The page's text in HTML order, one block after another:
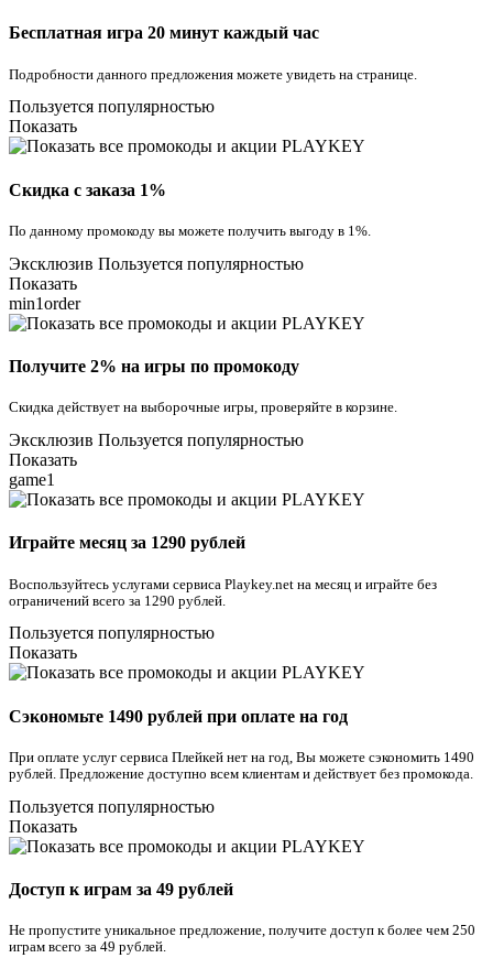
Бесплатная игра 20 минут каждый час
Подробности данного предложения можете увидеть на странице.
Пользуется популярностью
Показать
Скидка с заказа 1%
По данному промокоду вы можете получить выгоду в 1%.
Эксклюзив Пользуется популярностью
Показать
min1order
Получите 2% на игры по промокоду
Скидка действует на выборочные игры, проверяйте в корзине.
Эксклюзив Пользуется популярностью
Показать
game1
Играйте месяц за 1290 рублей
Воспользуйтесь услугами сервиса Playkey.net на месяц и играйте без
ограничений всего за 1290 рублей.
Пользуется популярностью
Показать
Сэкономьте 1490 рублей при оплате на год
При оплате услуг сервиса Плейкей нет на год, Вы можете сэкономить 1490
рублей. Предложение доступно всем клиентам и действует без промокода.
Пользуется популярностью
Показать
Доступ к играм за 49 рублей
Не пропустите уникальное предложение, получите доступ к более чем 250
играм всего за 49 рублей.